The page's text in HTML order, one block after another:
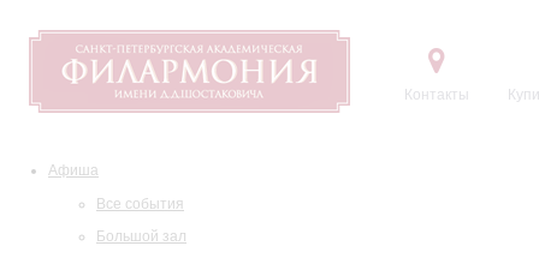
Контакты
Афиша
Все события
Большой зал